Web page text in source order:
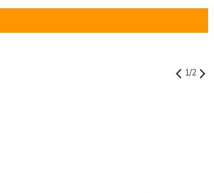
1/2